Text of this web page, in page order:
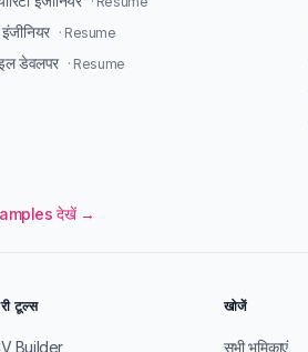
· Resume
डेवलपर · Resume
देखें →
टूल्स
Builder
खोजें
सभी भूमिकाएं